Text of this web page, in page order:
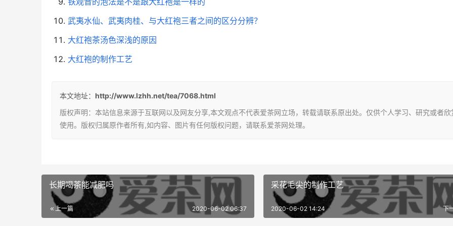
武夷水仙、武夷肉桂、与大红袍三者之间的区分分辨？
大红袍茶汤色深浅的原因
大红袍的制作工艺
本文地址： http://www.lzhh.net/tea/7068.html
版权声明：本站信息来源于互联网以及网友分享,本文观点不代表爱茶网立场，转载请联系原出处。仅供个人学习、研究或者欣
使用。版权归属原作者所有,如内容、图片有任何版权问题，请联系爱茶网处理。
长期喝茶能减肥吗
上一篇 2020-06-02 06:37
采花毛尖的制作工艺
下
2020-06-02 14:24